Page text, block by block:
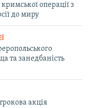
операції з
до миру
та занедбаність
акція